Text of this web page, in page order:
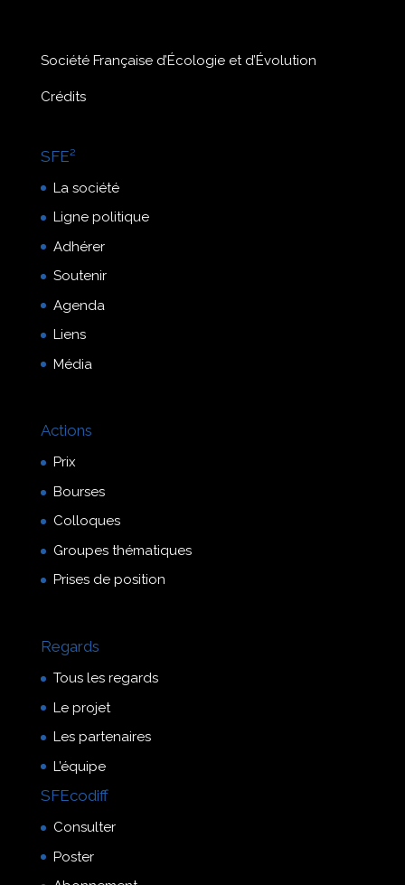
Société Française d’Écologie et d’Évolution
Crédits
SFE²
La société
Ligne politique
Adhérer
Soutenir
Agenda
Liens
Média
Actions
Prix
Bourses
Colloques
Groupes thématiques
Prises de position
Regards
Tous les regards
Le projet
Les partenaires
L’équipe
SFEcodiff
Consulter
Poster